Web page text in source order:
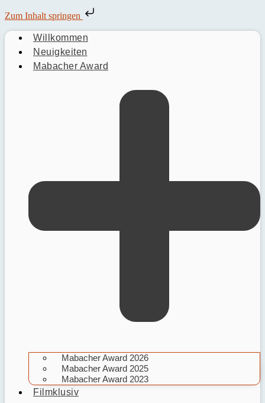
Zum Inhalt springen
Willkommen
Neuigkeiten
Mabacher Award
Mabacher Award 2026
Mabacher Award 2025
Mabacher Award 2023
Filmklusiv